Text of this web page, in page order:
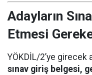
Adayların
Etmesi
YÖKDİL/2’ye girecek
sınav giriş belgesi,